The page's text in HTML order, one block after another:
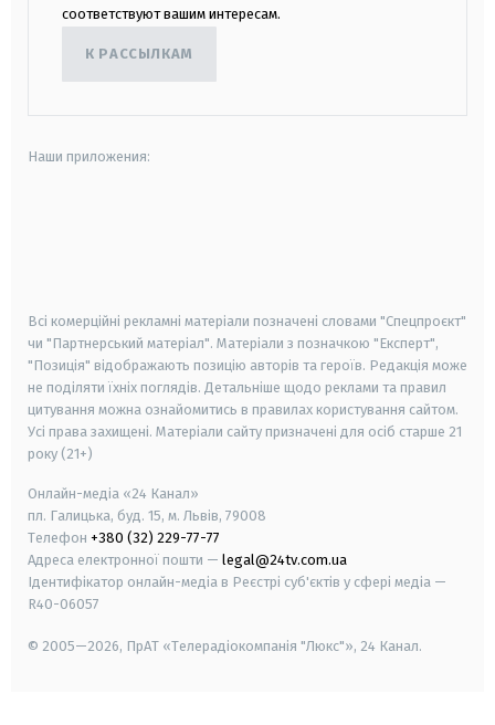
соответствуют вашим интересам.
К РАССЫЛКАМ
Наши приложения:
Всі комерційні рекламні матеріали позначені словами "Спецпроєкт"
чи "Партнерський матеріал". Матеріали з позначкою "Експерт",
"Позиція" відображають позицію авторів та героїв. Редакція може
не поділяти їхніх поглядів. Детальніше щодо реклами та правил
цитування можна ознайомитись в правилах користування сайтом.
Усі права захищені. Матеріали сайту призначені для осіб старше 21
року (21+)
Онлайн-медіа «24 Канал»
пл. Галицька, буд. 15, м. Львів, 79008
Телефон +380 (32) 229-77-77
Адреса електронної пошти — legal@24tv.com.ua
Ідентифікатор онлайн-медіа в Реєстрі суб'єктів у сфері медіа —
R40-06057
© 2005—2026, ПрАТ «Телерадіокомпанія "Люкс"», 24 Канал.